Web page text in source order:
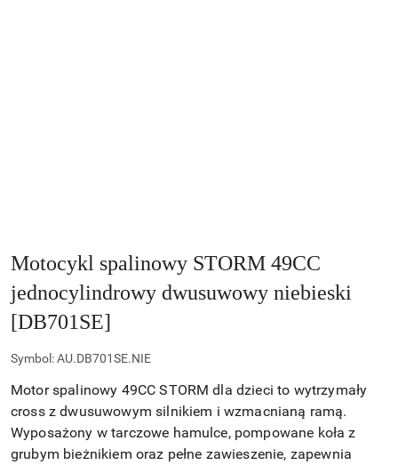
Motocykl spalinowy STORM 49CC
jednocylindrowy dwusuwowy niebieski
[DB701SE]
Symbol:AU.DB701SE.NIE
Motor spalinowy 49CC STORM dla dzieci to wytrzymały
cross z dwusuwowym silnikiem i wzmacnianą ramą.
Wyposażony w tarczowe hamulce, pompowane koła z
grubym bieżnikiem oraz pełne zawieszenie, zapewnia